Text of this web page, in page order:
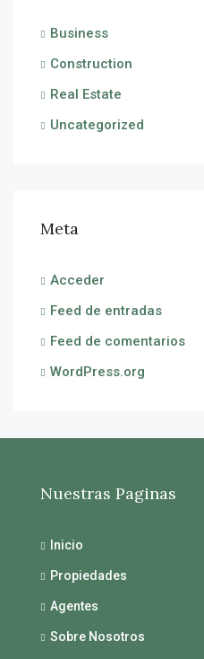
Business
Construction
Real Estate
Uncategorized
Meta
Acceder
Feed de entradas
Feed de comentarios
WordPress.org
Nuestras Paginas
Inicio
Propiedades
Agentes
Sobre Nosotros